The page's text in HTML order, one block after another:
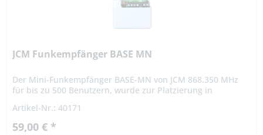
JCM Funkempfänger BASE MN
Der Mini-Funkempfänger BASE-MN von JCM 868.350 MHz
für bis zu 500 Benutzern, wurde zur Platzierung in
alle...
Artikel-Nr.: 40171
59,00 € *